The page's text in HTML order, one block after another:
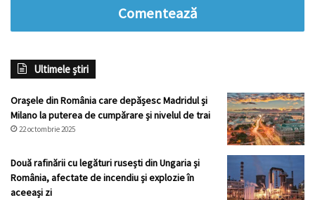
Comentează
Ultimele știri
Orașele din România care depășesc Madridul și
Milano la puterea de cumpărare și nivelul de trai
22 octombrie 2025
Două rafinării cu legături rusești din Ungaria și
România, afectate de incendiu și explozie în
aceeași zi